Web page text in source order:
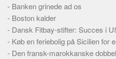
Webstedet
Forhistorien
Redigering
Tekstannoncer
- Banken grinede ad os
- Boston kalder
- Dansk Fitbay-stifter: Succes i
- Køb en feriebolig på Sicilien for
- Den fransk-marokkanske